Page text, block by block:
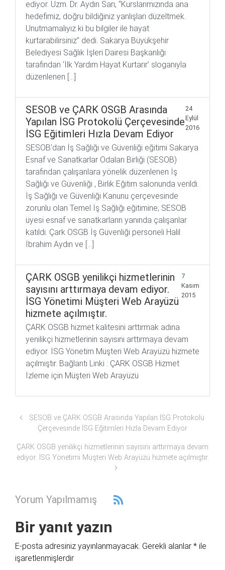
ediyor. Uzm. Dr. Aydın Sarı, “Kurslarımızında ana
hedefimiz, doğru bildiğiniz yanlışları düzeltmek.
Unutmamalıyız ki bu bilgiler ile hayat
kurtarabilirsiniz” dedi. Sakarya Büyükşehir
Belediyesi Sağlık İşleri Dairesi Başkanlığı
tarafından ‘İlk Yardım Hayat Kurtarır’ sloganıyla
düzenlenen […]
SESOB ve ÇARK OSGB Arasında
Yapılan İSG Protokolü Çerçevesinde
İSG Eğitimleri Hızla Devam Ediyor
24
Eylül
2016
SESOB’dan İş Sağlığı ve Güvenliği eğitimi Sakarya
Esnaf ve Sanatkarlar Odaları Birliği (SESOB)
tarafından çalışanlara yönelik düzenlenen İş
Sağlığı ve Güvenliği , Birlik Eğitim salonunda verildi.
İş Sağlığı ve Güvenliği Kanunu çerçevesinde
zorunlu olan Temel İş Sağlığı eğitimine; SESOB
üyesi esnaf ve sanatkarların yanında çalışanlar
katıldı. Çark OSGB İş Güvenliği personeli Halil
İbrahim Aydın ve […]
ÇARK OSGB yenilikçi hizmetlerinin
sayısını arttırmaya devam ediyor.
İSG Yönetimi Müşteri Web Arayüzü
hizmete açılmıştır.
7
Kasım
2015
ÇARK OSGB hizmet kalitesini arttırmak adına
yenilikçi hizmetlerinin sayısını arttırmaya devam
ediyor. İSG Yönetim Müşteri Web Arayüzü hizmete
açılmıştır. Bağlantı Linki : ÇARK OSGB Hizmet
İzleme için Müşteri Web Arayüzü
SESOB ve ÇARK OSGB Arasında Yapılan İSG Protokolü
Çerçevesinde İSG Eğitimleri Hızla Devam Ediyor
ÇARK OSGB yenilikçi hizmetlerinin sayısını arttırmaya devam
ediyor. İSG Yönetimi Müşteri Web Arayüzü hizmete açılmıştır.
Yorum Yapılmamış
Bir yanıt yazın
E-posta adresiniz yayınlanmayacak. Gerekli alanlar * ile
işaretlenmişlerdir